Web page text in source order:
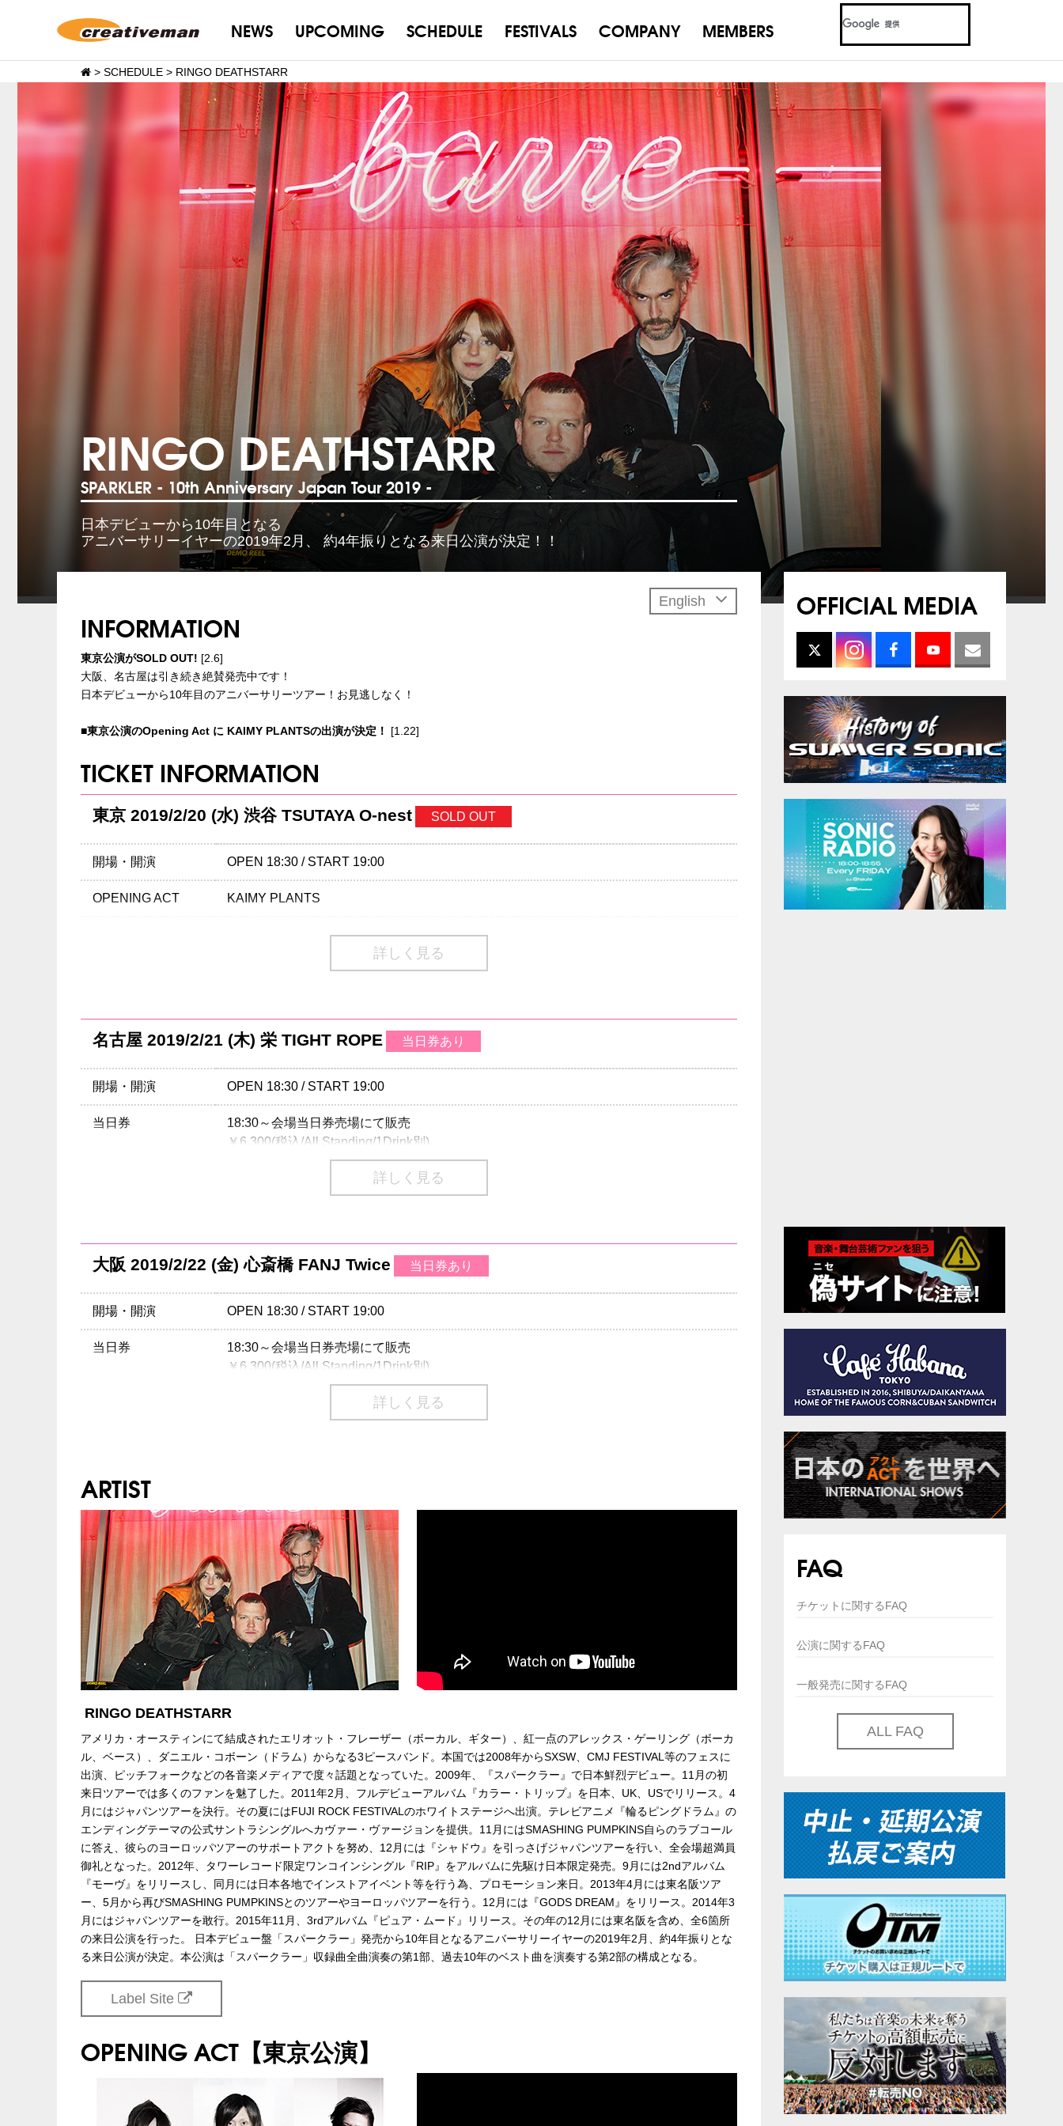
NEWS UPCOMING SCHEDULE FESTIVALS COMPANY MEMBERS
> SCHEDULE > RINGO DEATHSTARR
RINGO DEATHSTARR
SPARKLER - 10th Anniversary Japan Tour 2019 -
日本デビューから10年目となる
アニバーサリーイヤーの2019年2月、 約4年振りとなる来日公演が決定！！
English
INFORMATION
東京公演がSOLD OUT! [2.6]
大阪、名古屋は引き続き絶賛発売中です！
日本デビューから10年目のアニバーサリーツアー！お見逃しなく！
■東京公演のOpening Act に KAIMY PLANTSの出演が決定！ [1.22]
TICKET INFORMATION
東京 2019/2/20 (水) 渋谷 TSUTAYA O-nest SOLD OUT
開場・開演 OPEN 18:30 / START 19:00
OPENING ACT KAIMY PLANTS
￥5,800-(税込/All Standing/1Drink別)
12/15(土)10:00am～
期間：12/5(水) 18:00 ～ 12/9(日) 18:00
イープラス
期間：12/8 (土) 12:00 ～ 12/11 (火) 18:00
：0570-02-9999 Pコード：137-840
※0570で始まる電話番号は、一部携帯・PHS不可
詳しく見る
名古屋 2019/2/21 (木) 栄 TIGHT ROPE 当日券あり
開場・開演 OPEN 18:30 / START 19:00
当日券
18:30～会場当日券売場にて販売
￥6,300(税込/All Standing/1Drink別)
￥5,800-(税込/All Standing/1Drink別)
期間：12/5(水) 15:00 ～ 12/９(日) 18:00
クリエイティブマン モバイル 会員先行
期間：12/5(水) 18:00 ～ 12/9(日) 18:00
※未就学児（６歳未満）のご入場はお断り致します。
：052-242-8557
協力：クリエイティブマン
詳しく見る
大阪 2019/2/22 (金) 心斎橋 FANJ Twice 当日券あり
開場・開演 OPEN 18:30 / START 19:00
当日券
18:30～会場当日券売場にて販売
￥6,300(税込/All Standing/1Drink別)
￥5,800-(税込/All Standing/1Drink別)
クリエイティブマン モバイル 会員先行
期間：12/5(水) 18:00 ～ 12/9(日) 18:00
注意事項 ※未就学児（６歳未満）のご入場はお断り致します。
INFO FANJ Twice ：06-6484-3880
企画・制作・招聘： Vinyl Junkie Recordings
詳しく見る
ARTIST
RINGO DEATHSTARR
アメリカ・オースティンにて結成されたエリオット・フレーザー（ボーカル、ギター）、紅一点のアレックス・ゲーリング（ボーカ
ル、ベース）、ダニエル・コボーン（ドラム）からなる3ピースバンド。本国では2008年からSXSW、CMJ FESTIVAL等のフェスに
出演、ピッチフォークなどの各音楽メディアで度々話題となっていた。2009年、『スパークラー』で日本鮮烈デビュー。11月の初
来日ツアーでは多くのファンを魅了した。2011年2月、フルデビューアルバム『カラー・トリップ』を日本、UK、USでリリース。4
月にはジャパンツアーを決行。その夏にはFUJI ROCK FESTIVALのホワイトステージへ出演。テレビアニメ『輪るピングドラム』の
エンディングテーマの公式サントラシングルへカヴァー・ヴァージョンを提供。11月にはSMASHING PUMPKINS自らのラブコール
に答え、彼らのヨーロッパツアーのサポートアクトを努め、12月には『シャドウ』を引っさげジャパンツアーを行い、全会場超満員
御礼となった。2012年、タワーレコード限定ワンコインシングル『RIP』をアルバムに先駆け日本限定発売。9月には2ndアルバム
『モーヴ』をリリースし、同月には日本各地でインストアイベント等を行う為、プロモーション来日。2013年4月には東名阪ツア
ー、5月から再びSMASHING PUMPKINSとのツアーやヨーロッパツアーを行う。12月には『GODS DREAM』をリリース。2014年3
月にはジャパンツアーを敢行。2015年11月、3rdアルバム『ピュア・ムード』リリース。その年の12月には東名阪を含め、全6箇所
の来日公演を行った。 日本デビュー盤「スパークラー」発売から10年目となるアニバーサリーイヤーの2019年2月、約4年振りとな
る来日公演が決定。本公演は「スパークラー」収録曲全曲演奏の第1部、過去10年のベスト曲を演奏する第2部の構成となる。
Label Site
OPENING ACT【東京公演】
OFFICIAL MEDIA
FAQ
チケットに関するFAQ
公演に関するFAQ
一般発売に関するFAQ
ALL FAQ